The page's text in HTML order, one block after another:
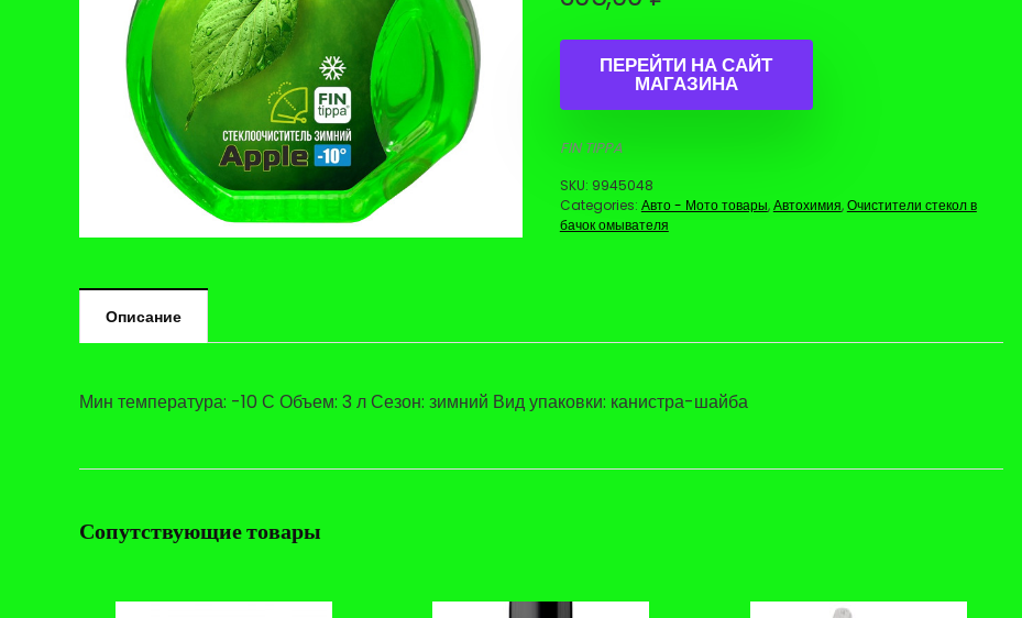
ПЕРЕЙТИ НА САЙТ
МАГАЗИНА
FIN TIPPA
SKU: 9945048
Categories: Авто - Мото товары,Автохимия,Очистители стекол в
бачок омывателя
Описание
Мин температура: -10 С Объем: 3 л Сезон: зимний Вид упаковки: канистра-шайба
Сопутствующие товары